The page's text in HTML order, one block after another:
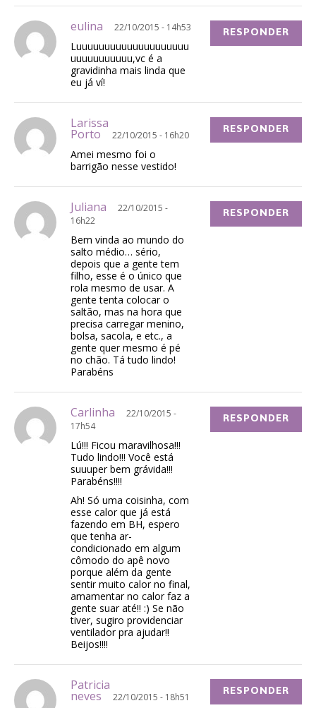
eulina 22/10/2015 - 14h53
Luuuuuuuuuuuuuuuuuuuu
uuuuuuuuuuu,vc é a
gravidinha mais linda que
eu já ví!
RESPONDER
Larissa
Porto 22/10/2015 - 16h20
Amei mesmo foi o
barrigão nesse vestido!
RESPONDER
Juliana
22/10/2015 -
16h22
Bem vinda ao mundo do
salto médio… sério,
depois que a gente tem
filho, esse é o único que
rola mesmo de usar. A
gente tenta colocar o
saltão, mas na hora que
precisa carregar menino,
bolsa, sacola, e etc., a
gente quer mesmo é pé
no chão. Tá tudo lindo!
Parabéns
RESPONDER
Carlinha
22/10/2015 -
17h54
Lú!!! Ficou maravilhosa!!!
Tudo lindo!!! Você está
suuuper bem grávida!!!
Parabéns!!!!
Ah! Só uma coisinha, com
esse calor que já está
fazendo em BH, espero
que tenha ar-
condicionado em algum
cômodo do apê novo
porque além da gente
sentir muito calor no final,
amamentar no calor faz a
gente suar até!! :) Se não
tiver, sugiro providenciar
ventilador pra ajudar!!
Beijos!!!!
RESPONDER
Patricia
neves 22/10/2015 - 18h51 RESPONDER